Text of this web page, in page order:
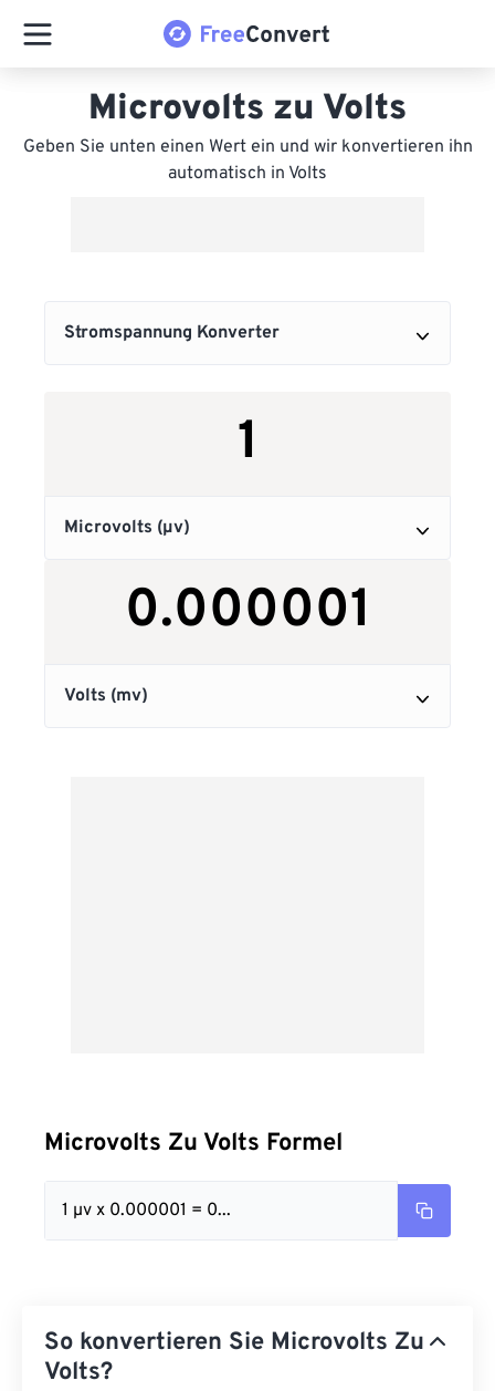
Microvolts zu Volts
Geben Sie unten einen Wert ein und wir konvertieren ihn
automatisch in Volts
Microvolts Zu Volts Formel
1 µv x 0.000001 = 0...
So konvertieren Sie Microvolts Zu
Volts?